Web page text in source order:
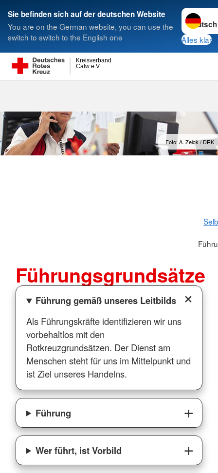
Sie befinden sich auf der deutschen Website
You are on the German website, you can use the
switch to switch to the English one
Sprache
Alles klar
Calw e.V.
Kreisverband
Suche
Foto: A. Zelck / DRK
Führungsgrundsätze
Führung gemäß unseres Leitbilds
Als Führungskräfte identifizieren wir uns
vorbehaltlos mit den
Rotkreuzgrundsätzen. Der Dienst am
Menschen steht für uns im Mittelpunkt und
ist Ziel unseres Handelns.
Führung
Wer führt, ist Vorbild